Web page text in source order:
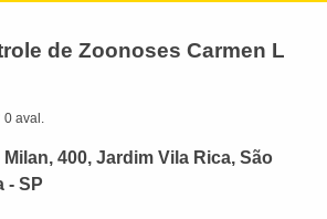
de Zoonoses Carmen L
0 aval.
400, Jardim Vila Rica, São
- SP